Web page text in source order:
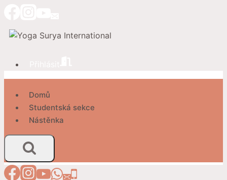
obsah
Domů
Studentská sekce
Nástěnka